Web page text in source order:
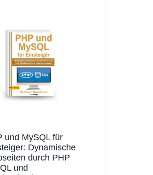
und MySQL für
Dynamische
durch PHP
und